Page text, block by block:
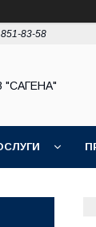
83-58
"САГЕНА"